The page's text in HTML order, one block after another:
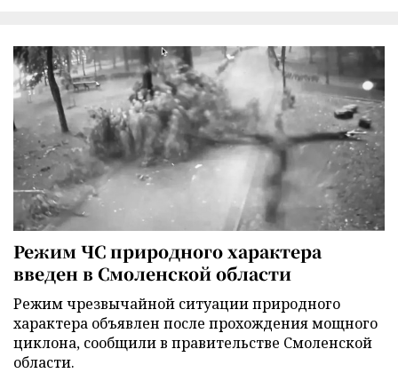
Режим ЧС природного характера
введен в Смоленской области
Режим чрезвычайной ситуации природного
характера объявлен после прохождения мощного
циклона, сообщили в правительстве Смоленской
области.